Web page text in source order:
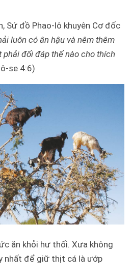
Sứ đồ Phao-lô khuyên Cơ đốc
luôn có ân hậu và nêm thêm
phải đối đáp thế nào cho thích
se 4:6)
ăn khỏi hư thối. Xưa không
nhất để giữ thịt cá là ướp